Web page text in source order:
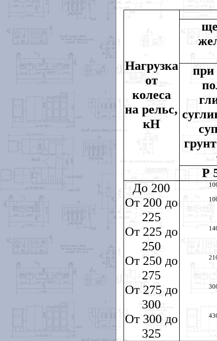
Нагрузка
от
колеса
на рельс,
кН
при
Р
До 200
От 200 до
225
От 225 до
250
От 250 до
275
От 275 до
300
От 300 до
325